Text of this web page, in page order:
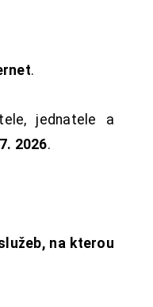
.
jednatele a
2026.
na kterou